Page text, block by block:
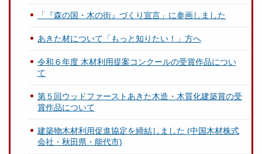
「『森の国・木の街』づくり宣言」に参画しました
あきた材について「もっと知りたい！」方へ
令和６年度 木材利用提案コンクールの受賞作品につい
て
第５回ウッドファーストあきた木造・木質化建築賞の受
賞作品について
建築物木材利用促進協定を締結しました (中国木材株式
会社・秋田県・能代市)